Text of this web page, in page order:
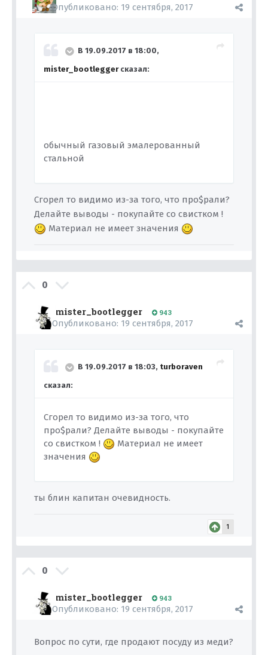
Опубликовано: 19 сентября, 2017
В 19.09.2017 в 18:00,
mister_bootleggerсказал:
обычный газовый эмалерованный
стальной
Сгорел то видимо из-за того, что про$рали?
Делайте выводы - покупайте со свистком !
Материал не имеет значения
0
mister_bootlegger 943
Опубликовано: 19 сентября, 2017
В 19.09.2017 в 18:03, turboraven
сказал:
Сгорел то видимо из-за того, что
про$рали? Делайте выводы - покупайте
со свистком !
Материал не имеет
значения
ты блин капитан очевидность.
1
0
mister_bootlegger 943
Опубликовано: 19 сентября, 2017
Вопрос по сути, где продают посуду из меди?